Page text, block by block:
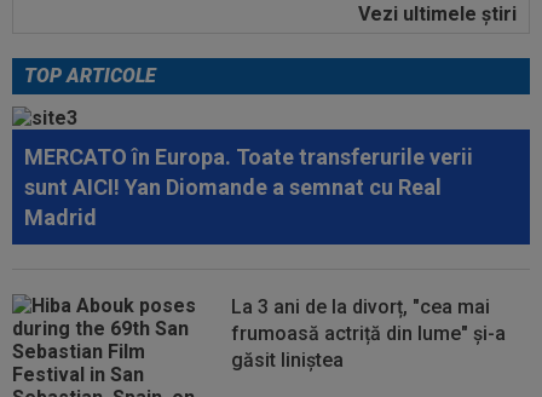
Ce se întâmplă cu Denis Alibec: Sabău a făcut
19:13 FOTO
Mihaela Rădulescu a fost ”ștearsă
complet” și nu s-a mai putut abține: ”Trebuie...
18:51 LIVE VIDEO&SCORE
Unirea Slobozia - Gloria
Bistrița 0-2, ACUM, DGS 1. Programul complet al
etapei...
18:48
Dinamo - FC Voluntari LIVE VIDEO, sâmbătă,
18:48
Probleme pentru ultimul jucător transferat de
Dinamo? Ce a spus Nuno Campos
Vezi ultimele ştiri
TOP ARTICOLE
MERCATO în Europa. Toate transferurile verii
sunt AICI! Yan Diomande a semnat cu Real
Madrid
La 3 ani de la divorț, "cea mai
frumoasă actriță din lume" și-a
găsit liniștea